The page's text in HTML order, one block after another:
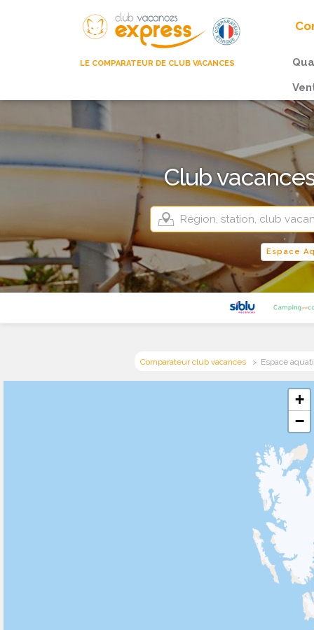
LE COMPARATEUR DE CLUB VACANCES
Club
Espace
Comparateur club vacances Espace
+
−